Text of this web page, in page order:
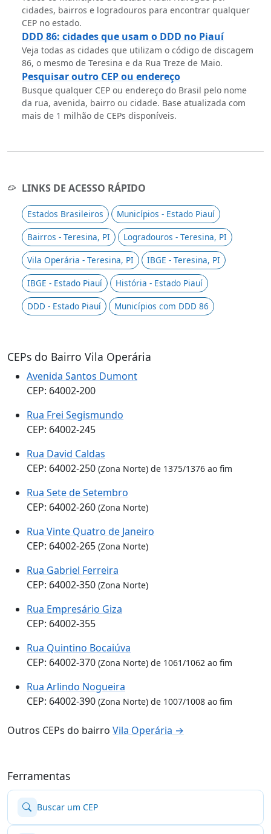
cidades, bairros e logradouros para encontrar qualquer
CEP no estado.
DDD 86: cidades que usam o DDD no Piauí
Veja todas as cidades que utilizam o código de discagem
86, o mesmo de Teresina e da Rua Treze de Maio.
Pesquisar outro CEP ou endereço
Busque qualquer CEP ou endereço do Brasil pelo nome
da rua, avenida, bairro ou cidade. Base atualizada com
mais de 1 milhão de CEPs disponíveis.
LINKS DE ACESSO RÁPIDO
Estados Brasileiros
Municípios - Estado Piauí
Bairros - Teresina, PI
Logradouros - Teresina, PI
Vila Operária - Teresina, PI
IBGE - Teresina, PI
IBGE - Estado Piauí
História - Estado Piauí
DDD - Estado Piauí
Municípios com DDD 86
CEPs do Bairro Vila Operária
Avenida Santos Dumont
CEP: 64002-200
Rua Frei Segismundo
CEP: 64002-245
Rua David Caldas
CEP: 64002-250 (Zona Norte) de 1375/1376 ao fim
Rua Sete de Setembro
CEP: 64002-260 (Zona Norte)
Rua Vinte Quatro de Janeiro
CEP: 64002-265 (Zona Norte)
Rua Gabriel Ferreira
CEP: 64002-350 (Zona Norte)
Rua Empresário Giza
CEP: 64002-355
Rua Quintino Bocaiúva
CEP: 64002-370 (Zona Norte) de 1061/1062 ao fim
Rua Arlindo Nogueira
CEP: 64002-390 (Zona Norte) de 1007/1008 ao fim
Outros CEPs do bairro Vila Operária →
Ferramentas
Buscar um CEP